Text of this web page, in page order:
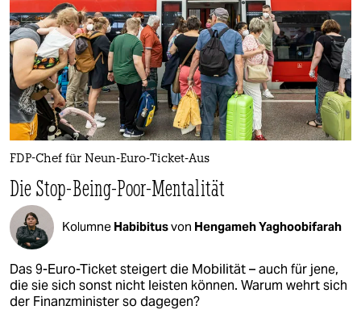
FDP-Chef für Neun-Euro-Ticket-Aus
Die Stop-Being-Poor-Mentalität
Kolumne Habibitusvon Hengameh Yaghoobifarah
Das 9-Euro-Ticket steigert die Mobilität – auch für jene,
die sie sich sonst nicht leisten können. Warum wehrt sich
der Finanzminister so dagegen?